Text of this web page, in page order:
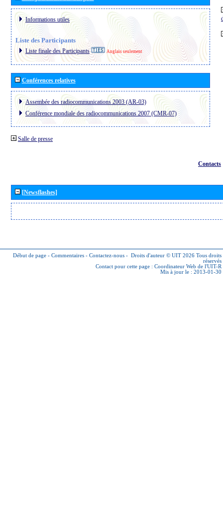
Informations utiles
Liste des Participants
Liste finale des Participants Anglais seulement
Conférences relatives
Assembée des radiocommunications 2003 (AR-03)
Conférence mondiale des radiocommunications 2007 (CMR-07)
Salle de presse
Contacts
[Newsflashes]
Début de page - Commentaires - Contactez-nous - Droits d'auteur © UIT 2026 Tous droits
réservés
Contact pour cette page : Coordinateur Web de l'UIT-R
Mis à jour le : 2013-01-30